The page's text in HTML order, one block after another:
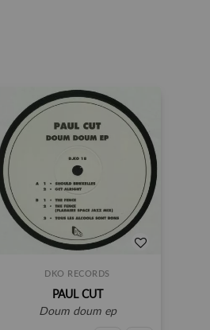
DKO RECORDS
PAUL CUT
doum doum ep